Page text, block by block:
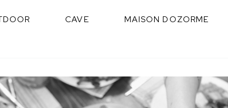
CAVE MAISON DOZORME